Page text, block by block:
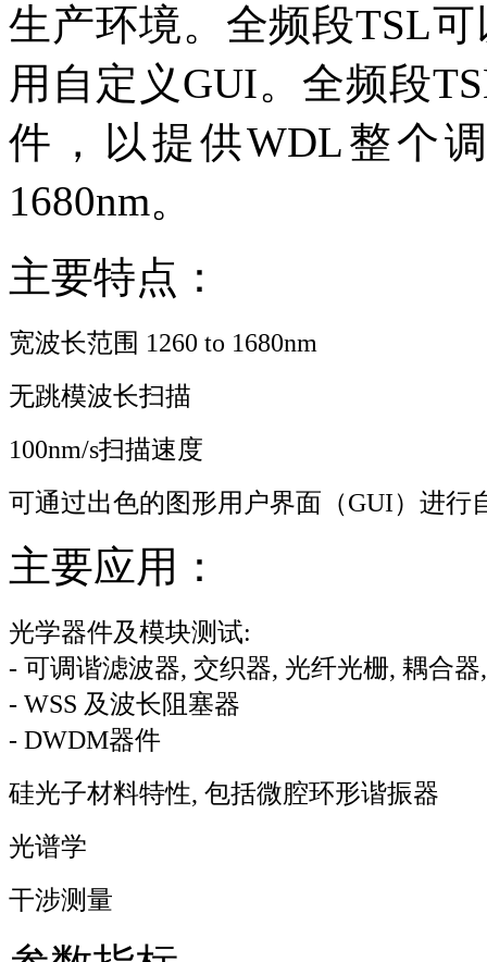
生产环境。全频段TSL
用自定义GUI。全频段
件，以提供WDL整个
1680nm。
主要特点：
宽波长范围 1260 to 1680nm
无跳模波长扫描
100nm/s扫描速度
可通过出色的图形用户界面（GUI）进行
主要应用：
光学器件及模块测试:
- 可调谐滤波器, 交织器, 光纤光栅, 耦合
- WSS 及波长阻塞器
- DWDM器件
硅光子材料特性, 包括微腔环形谐振器
光谱学
干涉测量